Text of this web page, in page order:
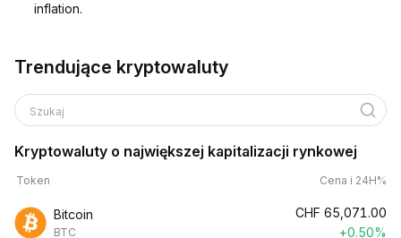
inflation.
Trendujące kryptowaluty
Szukaj
Kryptowaluty o największej kapitalizacji rynkowej
Token Cena i 24H%
Bitcoin
BTC
CHF 65,071.00
+0.50%